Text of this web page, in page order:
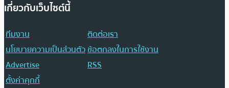
เกี่ยวกับเว็บไซต์นี้
ทีมงาน
ติดต่อเรา
นโยบายความเป็นส่วนตัวข้อตกลงในการใช้งาน
Advertise
RSS
ตั้งค่าคุกกี้